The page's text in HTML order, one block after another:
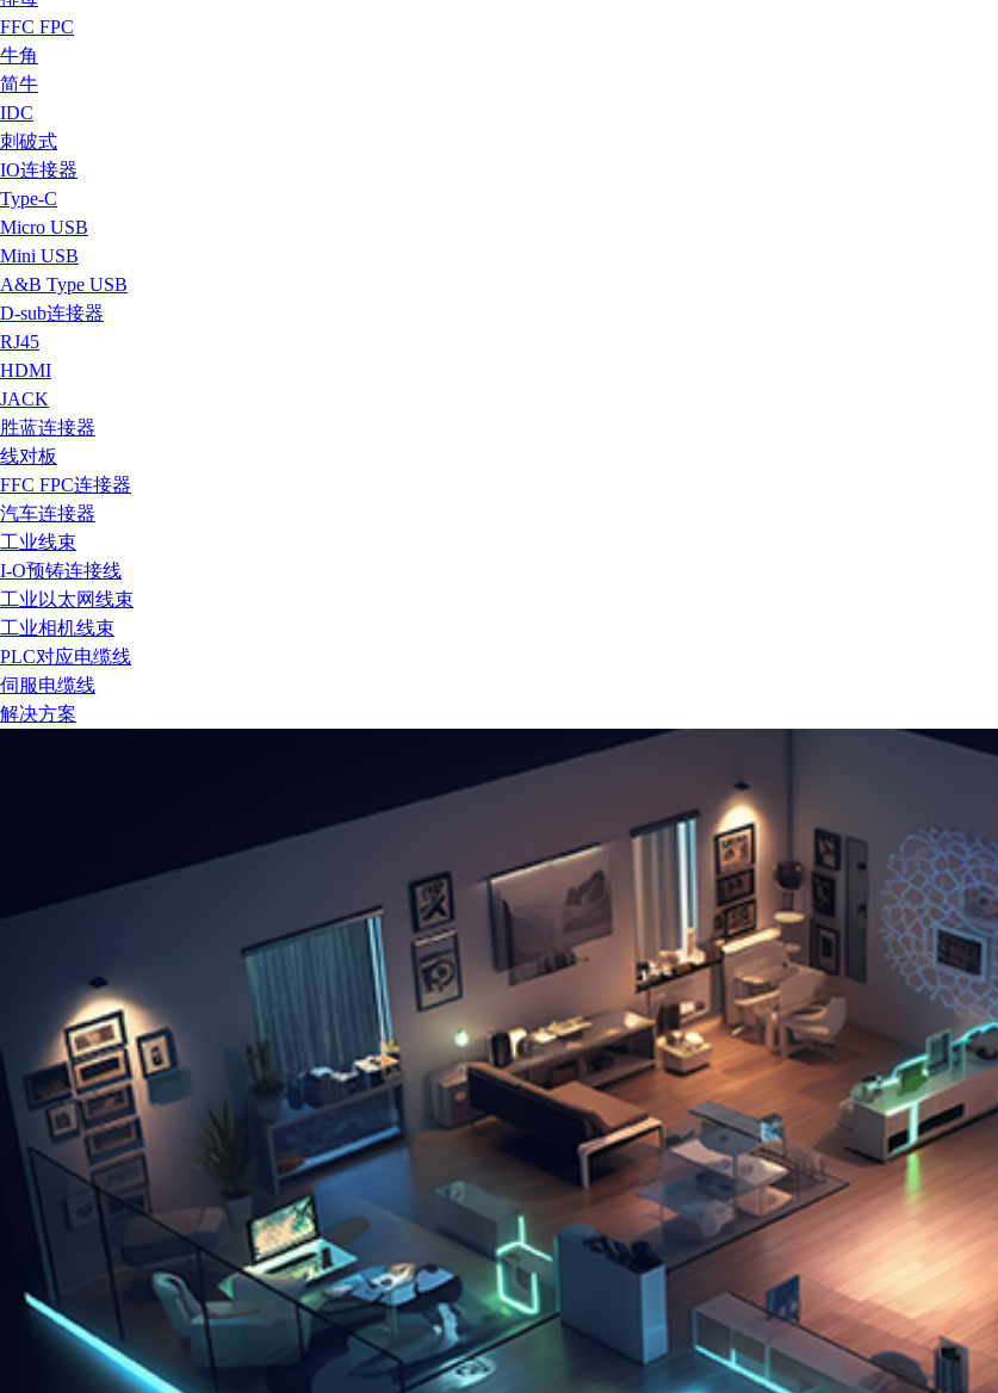
FFC FPC
牛角
简牛
IDC
刺破式
IO连接器
Type-C
Micro USB
Mini USB
A&B Type USB
D-sub连接器
RJ45
HDMI
JACK
胜蓝连接器
线对板
FFC FPC连接器
汽车连接器
工业线束
I-O预铸连接线
工业以太网线束
工业相机线束
PLC对应电缆线
伺服电缆线
解决方案